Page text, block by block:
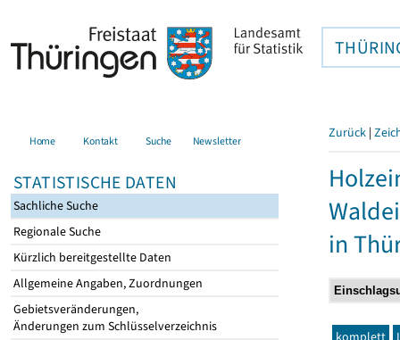
Home Kontakt Suche Newsletter
STATISTISCHE DATEN
Sachliche Suche
Regionale Suche
Kürzlich bereitgestellte Daten
Allgemeine Angaben, Zuordnungen
Gebietsveränderungen,
Änderungen zum Schlüsselverzeichnis
Zurück |
in